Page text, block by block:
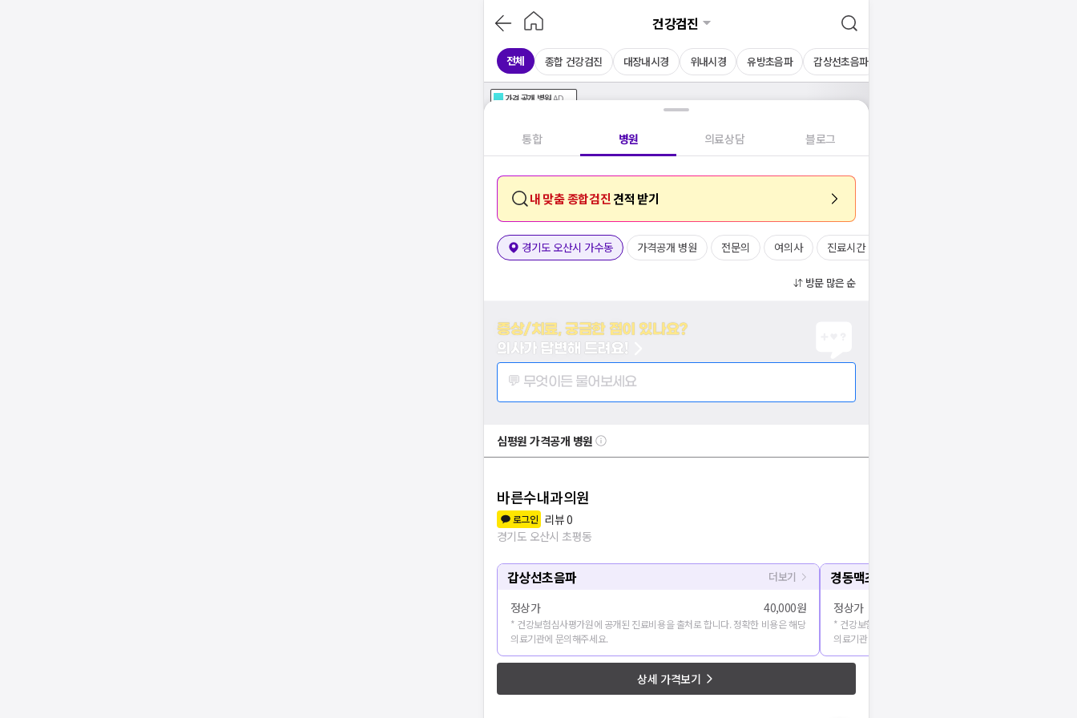
건강검진
전체 종합 건강검진 대장내시경 위내시경 유방초음파 갑상선초음파
가격공개 병원AD
통합 병원 의료상담 블로그
내 맞춤 종합검진 견적 받기
경기도 오산시 가수동 가격공개 병원 전문의 여의사 진료시간
방문 많은 순
증상/치료, 궁금한 점이 있나요?
의사가 답변해 드려요!
💬 무엇이든 물어보세요
심평원 가격공개 병원
바른수내과의원
로그인 리뷰0
경기도 오산시 초평동
갑상선초음파 더보기
정상가 40,000원
* 건강보험심사평가원에 공개된 진료비용을 출처로 합니다. 정확한 비용은 해당
의료기관에 문의해주세요.
경동맥초음파
정상가
* 건강보험심사평가원에 공개된 진료비용을 출처로 합니다. 정확
의료기관에 문의해주세요.
상세 가격보기